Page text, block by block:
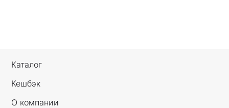
Каталог
Кешбэк
О компании